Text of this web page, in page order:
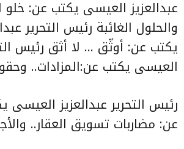
عبدالعزيز العيسى يكتب عن: خلو
والحلول الغائبة رئيس التحرير
يكتب عن: أوثّق … لا أثق رئيس
العيسى يكتب عن:المزادات..
رئيس التحرير عبدالعزيز العيسى
عن: مضاربات تسويق العقار..